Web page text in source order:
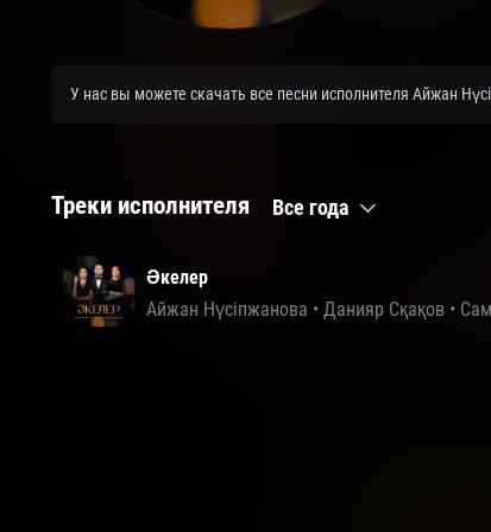
У нас вы можете скачать все песни исполнителя Айжан
Треки исполнителя Все года
Әкелер
Айжан Нүсіпжанова • Данияр Сқақов •